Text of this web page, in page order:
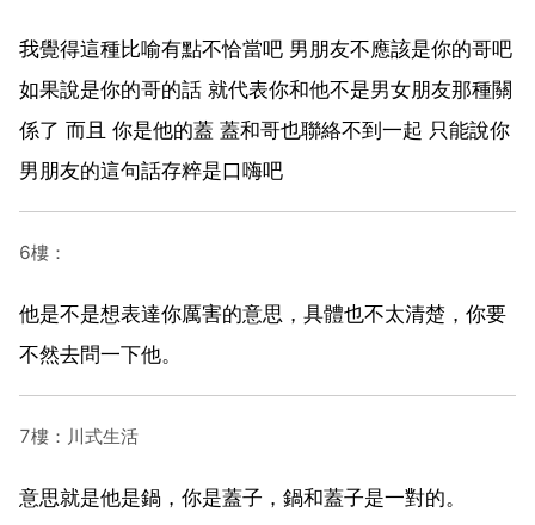
我覺得這種比喻有點不恰當吧 男朋友不應該是你的哥吧
如果說是你的哥的話 就代表你和他不是男女朋友那種關
係了 而且 你是他的蓋 蓋和哥也聯絡不到一起 只能說你
男朋友的這句話存粹是口嗨吧
6樓：
他是不是想表達你厲害的意思，具體也不太清楚，你要
不然去問一下他。
7樓：川式生活
意思就是他是鍋，你是蓋子，鍋和蓋子是一對的。